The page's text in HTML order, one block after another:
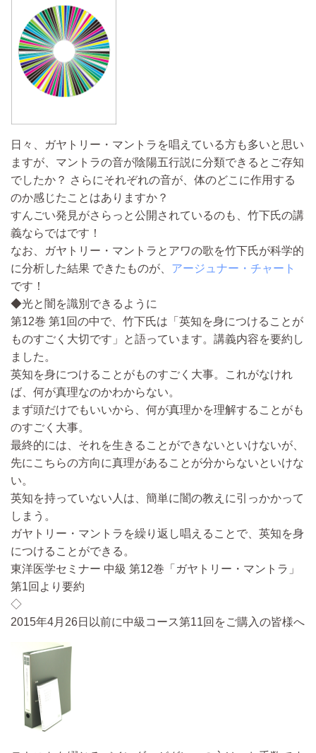
日々、ガヤトリー・マントラを唱えている方も多いと思い
ますが、 マントラの音が陰陽五行説に分類できる とご存知
でしたか？ さらにそれぞれの音が、体のどこに作用する
のか感じたことはありますか？
すんごい発見がさらっと公開されているのも、竹下氏の講
義ならではです！
なお、ガヤトリー・マントラとアワの歌を竹下氏が科学的
に分析した結果 できたものが、 アージュナー・チャート
です！
◆光と闇を識別できるように
第12巻 第1回の中で、竹下氏は「 英知を身につけることが
ものすごく大切です」と語っています。講義内容を要約し
ました。
英知を身につけることがものすごく大事。これがなけれ
ば、何が真理なのかわからない。
まず頭だけでもいいから、 何が真理かを理解することがも
のすごく大事。
最終的には、それを生きることができないといけないが、
先にこちらの方向に真理があることが分からないといけな
い。
英知を持っていない人は、簡単に闇の教えに引っかかって
しまう。
ガヤトリー・マントラを繰り返し唱えることで、英知を身
につけることができる。
東洋医学セミナー 中級 第12巻「ガヤトリー・マントラ」
第1回より要約
◇
2015年4月26日以前に中級コース第11回をご購入の皆様へ